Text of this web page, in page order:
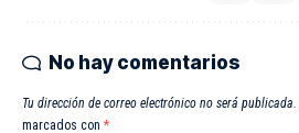
No hay comentarios
Tu dirección de correo electrónico no será publicada.
marcados con *